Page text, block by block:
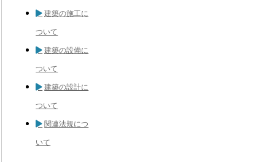
建築の施工に
ついて
建築の設備に
ついて
建築の設計に
ついて
関連法規につ
いて